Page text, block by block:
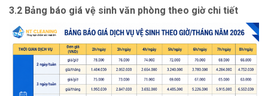
3.2 Bảng báo giá vệ sinh văn phòng theo giờ chi tiết